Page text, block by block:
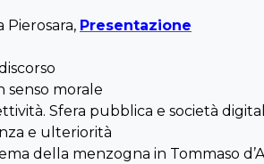
Pierosara, Presentazione
senso morale
Sfera pubblica e società
e ulteriorità
della menzogna in Tommaso